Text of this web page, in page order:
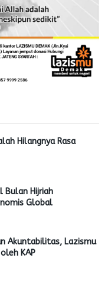
Hilangnya Rasa
Bulan Hijriah
Global
Akuntabilitas, Lazismu
KAP